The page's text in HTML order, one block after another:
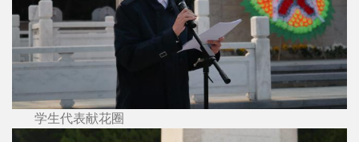
学生代表献花圈